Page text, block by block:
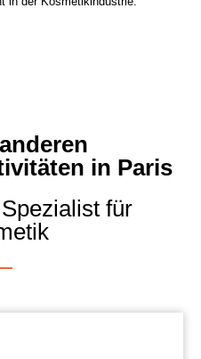
in Paris
für